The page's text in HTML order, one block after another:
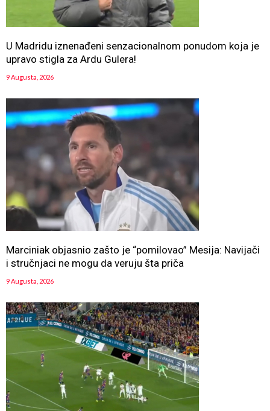
U Madridu iznenađeni senzacionalnom ponudom koja je
upravo stigla za Ardu Gulera!
9 Augusta, 2026
Marciniak objasnio zašto je “pomilovao” Mesija: Navijači
i stručnjaci ne mogu da veruju šta priča
9 Augusta, 2026